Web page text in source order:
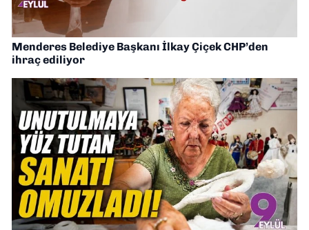
Menderes Belediye Başkanı İlkay Çiçek CHP’den
ihraç ediliyor